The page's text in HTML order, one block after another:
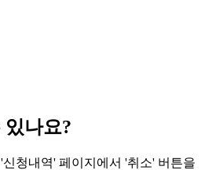
있나요?
청내역' 페이지에서 '취소' 버튼을